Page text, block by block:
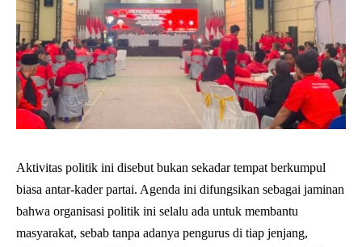
Aktivitas politik ini disebut bukan sekadar tempat berkumpul
biasa antar-kader partai. Agenda ini difungsikan sebagai jaminan
bahwa organisasi politik ini selalu ada untuk membantu
masyarakat, sebab tanpa adanya pengurus di tiap jenjang,